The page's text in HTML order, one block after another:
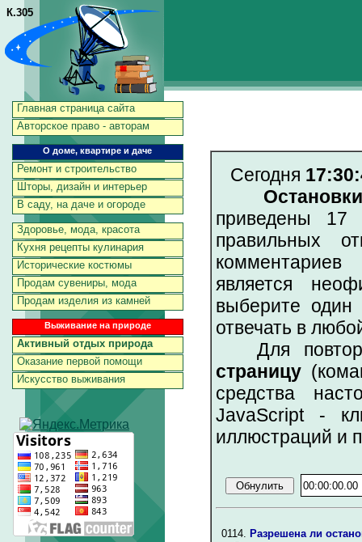
К.305
Главная страница сайта
Авторское право - авторам
О доме, квартире и даче
Ремонт и строительство
Шторы, дизайн и интерьер
В саду, на даче и огороде
Здоровье, мода, красота
Кухня рецепты кулинария
Исторические костюмы
Продам сувениры, мода
Продам изделия из камней
Выживание на природе
Активный отдых природа
Оказание первой помощи
Искусство выживания
Сегодня
приведены
правильных
комментариев
является
выберите
отвечать в
Для
страницу
средства
JavaScript -
иллюстраций и
0114. Разрешена ли